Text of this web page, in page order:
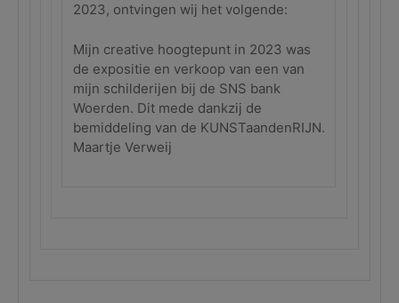
2023, ontvingen wij het volgende:
Mijn creative hoogtepunt in 2023 was
de expositie en verkoop van een van
mijn schilderijen bij de SNS bank
Woerden. Dit mede dankzij de
bemiddeling van de KUNSTaandenRIJN.
Maartje Verweij